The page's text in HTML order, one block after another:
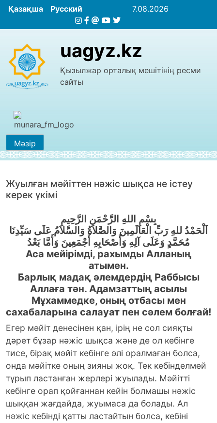
Қазақша Русский 7.08.2026
uagyz.kz
Қызылжар орталық мешітінің ресми
сайты
Мәзір
Жуылған мәйiттен нәжіс шықса не iстеу
керек үкімі
بِسْمِ اللهِ الرَّحْمَنِ الرَّحِيمِ
اَلْحَمْدُ للهِ رَبِّ الْعَالَمِينَ وَالصَّلاَةُ وَالسَّلاَمُ عَلَى سَيِّدِنَا
مُحَمَّدٍ وَعَلَى آلِهِ وَأَصْحَابِهِ أَجْمَعِينَ وَأَمَّا بَعْدُ
Аса мейірімді, рахымды Алланың
атымен.
Барлық мадақ әлемдердің Раббысы
Аллаға тән. Адамзаттың асылы
Мұхаммедке, оның отбасы мен
сахабаларына салауат пен сәлем болғай!
Егер мәйiт денесiнен қан, iрiң не сол сияқты
дәрет бұзар нәжіс шықса және де ол кебiнге
тисе, бiрақ мәйiт кебiнге әлi оралмаған болса,
онда мәйiтке оның зияны жоқ. Тек кебiнделмей
тұрып ластанған жерлерi жуылады. Мәйітті
кебінге орап қойғаннан кейін болмашы нәжіс
шыққан жағдайда, жуымаса да болады. Ал
нәжіс кебінді қатты ластайтын болса, кебіні